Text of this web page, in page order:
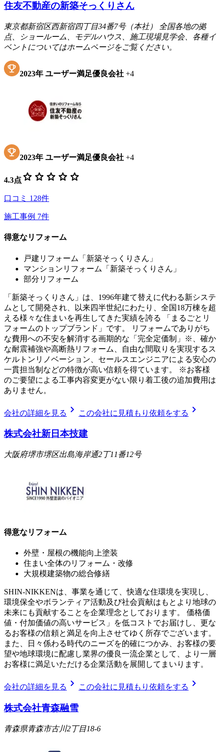
住友不動産の新築そっくりさん
東京都新宿区西新宿四丁目34番7号（本社） 全国各地の拠
点、ショールーム、モデルハウス、施工現場見学会、各種イ
ベントについてはホームページをご覧ください。
2023年 ユーザー満足優良会社 +4
2023年 ユーザー満足優良会社 +4
4.3点 star star star star star
口コミ 128件
施工事例 7件
得意なリフォーム
戸建リフォーム「新築そっくりさん」
マンションリフォーム「新築そっくりさん」
部分リフォーム
「新築そっくりさん」は、1996年建て替えに代わる新システ
ムとして開発され、以来四半世紀にわたり、全国18万棟を超
える様々な住まいを再生してきた実績を誇る 「まるごとリ
フォームのトップブランド」です。 リフォームでありがち
な費用への不安を解消する画期的な「完全定価制」※、確か
な耐震補強や高断熱リフォーム、自由な間取りを実現するス
ケルトンリノベーション、セールスエンジニアによる安心の
一貫担当制などの特徴が高い信頼を得ています。 ※お客様
のご要望による工事内容変更がない限り着工後の追加費用は
ありません。
会社の詳細を見る chevron_right この会社に見積もり依頼をする chevron_right
株式会社新日本技建
大阪府堺市堺区出島海岸通2丁11番12号
得意なリフォーム
外壁・屋根の機能向上塗装
住まい全体のリフォーム・改修
大規模建築物の総合修繕
SHIN-NIKKENは、事業を通じて、快適な住環境を実現し、
環境保全やボランティア活動及び社会貢献はもとより地球の
未来にも貢献することを企業理念としております。 価格価
値・付加価値の高いサービス」を低コストでお届けし、更な
るお客様の信頼と満足を向上させてゆく所存でございます。
また、日々係わる時代のニーズを的確につかみ、お客様の要
望や地球環境に配慮し業界の優良一流企業として、より一層
お客様に満足いただける企業活動を展開してまいります。
会社の詳細を見る chevron_right この会社に見積もり依頼をする chevron_right
株式会社青森融雪
青森県青森市古川2丁目18-6